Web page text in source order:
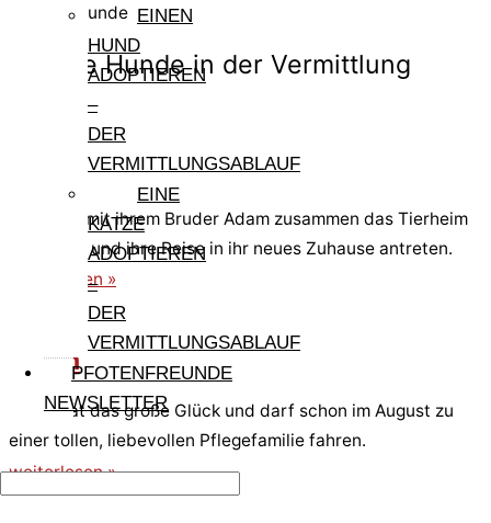
EINEN
HUND
ADOPTIEREN
–
DER
VERMITTLUNGSABLAUF
EINE
KATZE
ADOPTIEREN
–
DER
VERMITTLUNGSABLAUF
PFOTENFREUNDE
NEWSLETTER
Weitere Hunde
Andere Hunde in der Vermittlung
Eva kann mit ihrem Bruder Adam zusammen das Tierheim
verlassen und ihre Reise in ihr neues Zuhause antreten.
weiterlesen »
Adam
Adam hat das große Glück und darf schon im August zu
einer tollen, liebevollen Pflegefamilie fahren.
weiterlesen »